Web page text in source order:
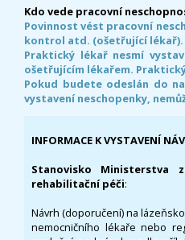
Kdo vede pracovní
Povinnost vést pracovní
kontrol atd. (ošetřující lékař).
Praktický lékař nesmí
ošetřujícím lékařem.
Pokud budete odeslán do
vystavení neschopenky,
INFORMACE K VYSTAVENÍ
Stanovisko Ministerstva
rehabilitační péči:
Návrh (doporučení) na
nemocničního lékaře nebo